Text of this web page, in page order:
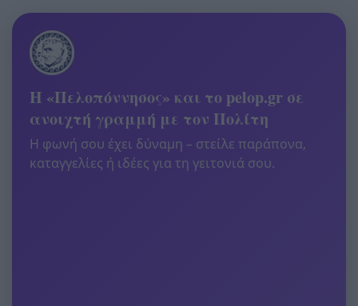
Η «Πελοπόννησος» και το pelop.gr σε
ανοιχτή γραμμή με τον Πολίτη
Η φωνή σου έχει δύναμη – στείλε παράπονα,
καταγγελίες ή ιδέες για τη γειτονιά σου.